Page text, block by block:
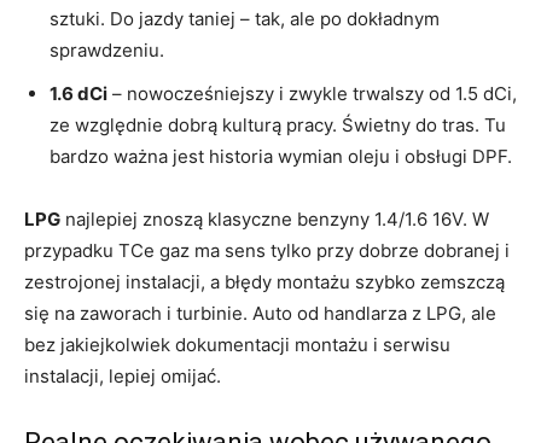
sztuki. Do jazdy taniej – tak, ale po dokładnym
sprawdzeniu.
1.6 dCi – nowocześniejszy i zwykle trwalszy od 1.5 dCi,
ze względnie dobrą kulturą pracy. Świetny do tras. Tu
bardzo ważna jest historia wymian oleju i obsługi DPF.
LPG najlepiej znoszą klasyczne benzyny 1.4/1.6 16V. W
przypadku TCe gaz ma sens tylko przy dobrze dobranej i
zestrojonej instalacji, a błędy montażu szybko zemszczą
się na zaworach i turbinie. Auto od handlarza z LPG, ale
bez jakiejkolwiek dokumentacji montażu i serwisu
instalacji, lepiej omijać.